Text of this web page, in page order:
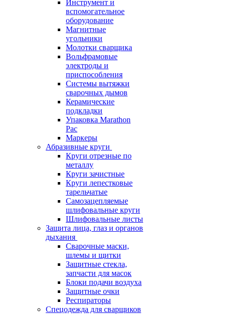
Инструмент и
вспомогательное
оборудование
Магнитные
угольники
Молотки сварщика
Вольфрамовые
электроды и
приспособления
Системы вытяжки
сварочных дымов
Керамические
подкладки
Упаковка Marathon
Pac
Маркеры
Абразивные круги
Круги отрезные по
металлу
Круги зачистные
Круги лепестковые
тарельчатые
Самозацепляемые
шлифовальные круги
Шлифовальные листы
Защита лица, глаз и органов
дыхания
Сварочные маски,
шлемы и щитки
Защитные стекла,
запчасти для масок
Блоки подачи воздуха
Защитные очки
Респираторы
Спецодежда для сварщиков